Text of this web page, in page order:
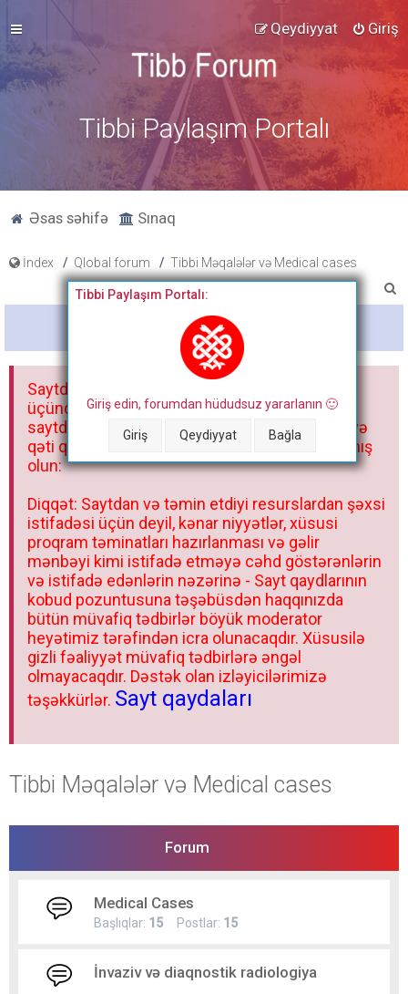
Giriş
Qeydiyyat
Tibbi Paylaşım Portalı
Əsas səhifə Sınaq
İndex Qlobal forum
Tibbi Məqalələr və Medical cases
a
Bitdi
Tibbi Paylaşım Portalı:
Giriş edin, forumdan hüdudsuz yararlanın 🙂
Giriş Qeydiyyat Bağla
Saytdakı materiallar yalnız fərdi istifadəniz
üçündür. Materialları istisnasız heç bir qrupda,
saytda və sosial şəbəkədə paylaşmaq olmaz və
qəti qadağandır! Forum qaydaları ilə mütləq tanış
olun:
Diqqət: Saytdan və təmin etdiyi resurslardan şəxsi
istifadəsi üçün deyil, kənar niyyətlər, xüsusi
proqram təminatları hazırlanması və gəlir
mənbəyi kimi istifadə etməyə cəhd göstərənlərin
və istifadə edənlərin nəzərinə - Sayt qaydlarının
kobud pozuntusuna təşəbüsdən haqqınızda
bütün müvafiq tədbirlər böyük moderator
heyətimiz tərəfindən icra olunacaqdır. Xüsusilə
gizli fəaliyyət müvafiq tədbirlərə əngəl
olmayacaqdır. Dəstək olan izləyicilərimizə
təşəkkürlər. Sayt qaydaları
Tibbi Məqalələr və Medical cases
Forum
Medical Cases
Başlıqlar: 15 Postlar: 15
İnvaziv və diaqnostik radiologiya